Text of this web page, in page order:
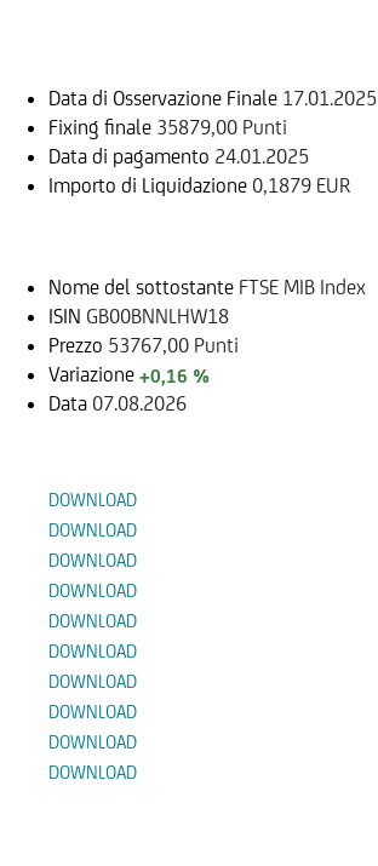
Data di Osservazione Finale 17.01.2025
Fixing finale 35879,00 Punti
Data di pagamento 24.01.2025
Importo di Liquidazione 0,1879 EUR
Nome del sottostante FTSE MIB Index
ISIN GB00BNNLHW18
Prezzo 53767,00 Punti
Variazione +0,16 %
Data 07.08.2026
DOWNLOAD
DOWNLOAD
DOWNLOAD
DOWNLOAD
DOWNLOAD
DOWNLOAD
DOWNLOAD
DOWNLOAD
DOWNLOAD
DOWNLOAD